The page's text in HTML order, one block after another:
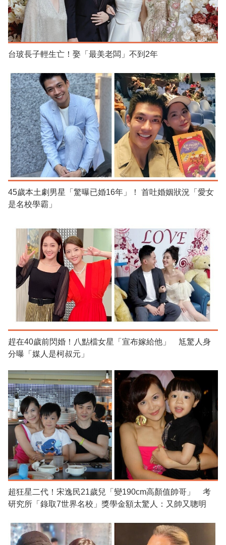
台玻長子輕生亡！娶「最美老闆」不到2年
45歲本土劇男星「驚曝已婚16年」！ 首吐婚姻狀況「愛女
是名校學霸」
趕在40歲前閃婚！八點檔女星「宣布嫁給他」 尪驚人身
分曝「媒人是柯叔元」
超狂星二代！宋逸民21歲兒「變190cm高顏值帥哥」 考
研究所「錄取7世界名校」獎學金額太驚人：又帥又聰明